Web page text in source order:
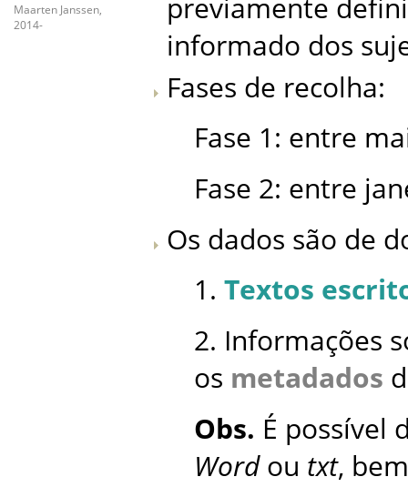
Maarten Janssen,
2014-
informado dos
Fases de recolha:
Fase 1: entre
Fase 2: entre
Os dados são de
1. Textos
2. Informações
os metadados
Obs. É possível
Wordou txt,